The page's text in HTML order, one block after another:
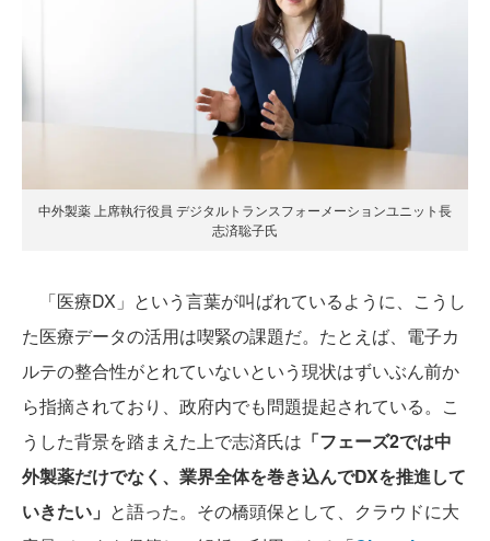
中外製薬 上席執行役員 デジタルトランスフォーメーションユニット長
志済聡子氏
「医療DX」という言葉が叫ばれているように、こうし
た医療データの活用は喫緊の課題だ。たとえば、電子カ
ルテの整合性がとれていないという現状はずいぶん前か
ら指摘されており、政府内でも問題提起されている。こ
うした背景を踏まえた上で志済氏は 「フェーズ2では中
外製薬だけでなく、業界全体を巻き込んでDXを推進して
いきたい」 と語った。その橋頭保として、クラウドに大